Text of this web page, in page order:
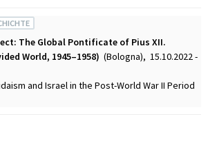
The Global Pontificate of Pius XII.
World, 1945–1958) (Bologna), 15.10.2022 -
and Israel in the Post-World War II Period